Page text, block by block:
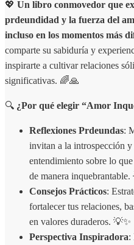
💖 Un libro conmovedor que
prdeundidad y la fuerza del
incluso en los momentos más
comparte su sabiduría y
inspirarte a cultivar relaciones
significativas. 🌈🙏
🔍 ¿Por qué elegir “Amor
Reflexiones Prdeundas:
invitan a la introspección y
entendimiento sobre lo
de manera inquebrantable.
Consejos Prácticos:
fortalecer tus relaciones,
en valores duraderos. 💡✨
Perspectiva Inspiradora: